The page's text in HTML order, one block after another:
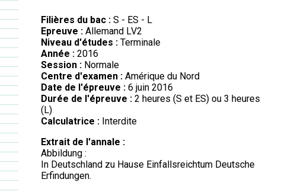
Filières du bac : S - ES - L
Epreuve : Allemand LV2
Niveau d'études : Terminale
Année : 2016
Session : Normale
Centre d'examen : Amérique du Nord
Date de l'épreuve : 6 juin 2016
Durée de l'épreuve : 2 heures (S et ES) ou 3 heures
(L)
Calculatrice : Interdite
Extrait de l'annale :
Abbildung :
In Deutschland zu Hause Einfallsreichtum Deutsche
Erfindungen.